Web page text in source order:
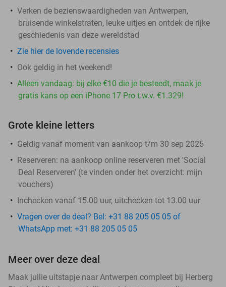
Verken de bezienswaardigheden van Antwerpen,
bruisende winkelstraten, leuke uitjes en ontdek de rijke
geschiedenis van deze wereldstad
Zie hier de lovende recensies
Ook geldig in het weekend!
Alleen vandaag: bij elke €10 die je besteedt, maak je
gratis kans op een iPhone 17 Pro t.w.v. €1.329!
Grote kleine letters
Geldig vanaf moment van aankoop t/m 30 sep 2025
Reserveren: na aankoop online reserveren met 'Social
Deal Reserveren' (te vinden onder het overzicht: mijn
vouchers)
Inchecken vanaf 15.00 uur, uitchecken tot 13.00 uur
Vragen over de deal? Bel: +31 88 205 05 05 of
WhatsApp met: +31 88 205 05 05
Meer over deze deal
Maak jullie uitstapje naar Antwerpen compleet bij Herberg